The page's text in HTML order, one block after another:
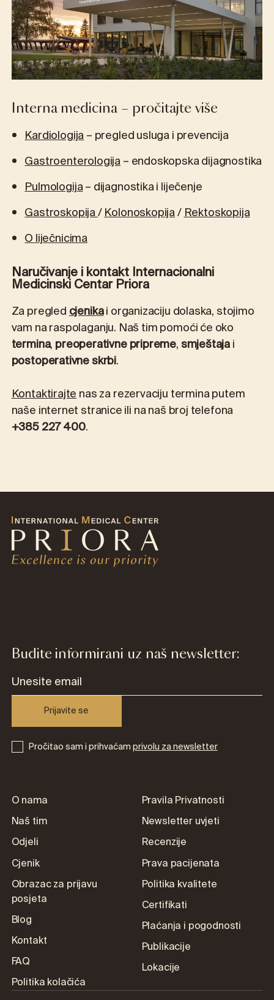
Interna medicina – pročitajte više
Kardiologija– pregled usluga i prevencija
Gastroenterologija– endoskopska dijagnostika
Pulmologija– dijagnostika i liječenje
Gastroskopija/Kolonoskopija/Rektoskopija
O liječnicima
Naručivanje i kontakt Internacionalni
Medicinski Centar Priora
Za pregledcjenikai organizaciju dolaska, stojimo
vam na raspolaganju. Naš tim pomoći će oko
termina,preoperativne pripreme,smještajai
postoperativne skrbi.
Kontaktirajtenas za rezervaciju termina putem
naše internet stranice ili na naš broj telefona
+385 227 400.
Budite informirani uz naš newsletter:
Prijavite se
Pročitao sam i prihvaćamprivolu za newsletter
O nama
Naš tim
Odjeli
Cjenik
Obrazac za prijavu
posjeta
Blog
Kontakt
FAQ
Politika kolačića
Pravila Privatnosti
Newsletter uvjeti
Recenzije
Prava pacijenata
Politika kvalitete
Certifikati
Plaćanja i pogodnosti
Publikacije
Lokacije